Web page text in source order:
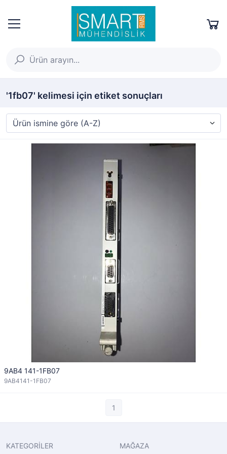
'1fb07' kelimesi için etiket sonuçları
9AB4 141-1FB07
9AB4141-1FB07
1
KATEGORİLER MAĞAZA